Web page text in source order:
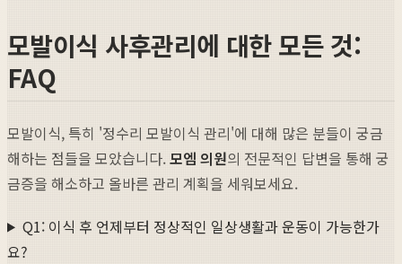
모발이식 사후관리에 대한 모든 것:
FAQ
모발이식, 특히 '정수리 모발이식 관리'에 대해 많은 분들이 궁금
해하는 점들을 모았습니다.모엠 의원의 전문적인 답변을 통해 궁
금증을 해소하고 올바른 관리 계획을 세워보세요.
Q1: 이식 후 언제부터 정상적인 일상생활과 운동이 가능한가
요?